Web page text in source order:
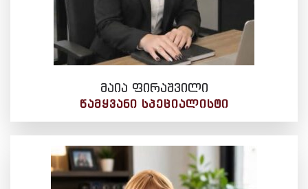
მაია ფირაშვილი
ᲬᲐᲛᲧᲕᲐᲜᲘ ᲡᲞᲔᲪᲘᲐᲚᲘᲡᲢᲘ